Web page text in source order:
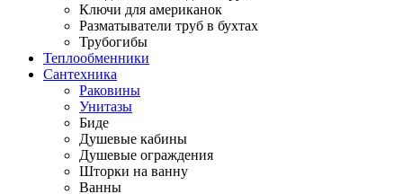
Ключи для американок
Разматыватели труб в бухтах
Трубогибы
Теплообменники
Сантехника
Раковины
Унитазы
Биде
Душевые кабины
Душевые ограждения
Шторки на ванну
Ванны